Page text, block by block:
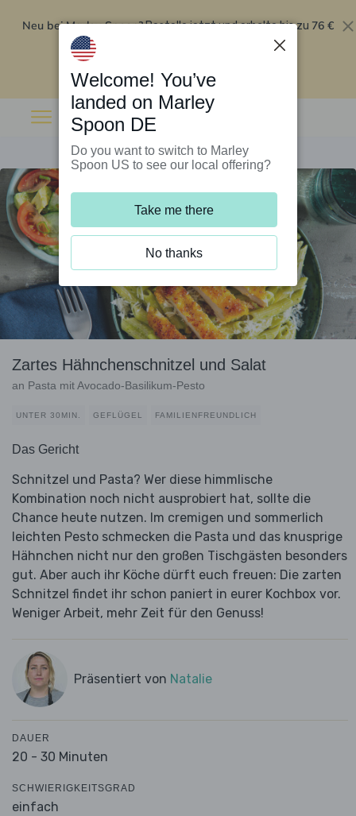
Neu bei Marley Spoon?Bestelle jetzt und erhalte bis zu 76 €
Rabatt auf deine ersten fünf Boxen
Zartes Hähnchenschnitzel und Salat
an Pasta mit Avocado-Basilikum-Pesto
UNTER 30MIN. GEFLÜGEL FAMILIENFREUNDLICH
Das Gericht
Schnitzel und Pasta? Wer diese himmlische
Kombination noch nicht ausprobiert hat, sollte die
Chance heute nutzen. Im cremigen und sommerlich
leichten Pesto schmecken die Pasta und das knusprige
Hähnchen nicht nur den großen Tischgästen besonders
gut. Aber auch ihr Köche dürft euch freuen: Die zarten
Schnitzel findet ihr schon paniert in eurer Kochbox vor.
Weniger Arbeit, mehr Zeit für den Genuss!
Präsentiert von Natalie
DAUER
20 - 30 Minuten
SCHWIERIGKEITSGRAD
einfach
Welcome! You’ve
landed on Marley
Spoon DE
Do you want to switch to Marley
Spoon US to see our local offering?
Take me there
No thanks